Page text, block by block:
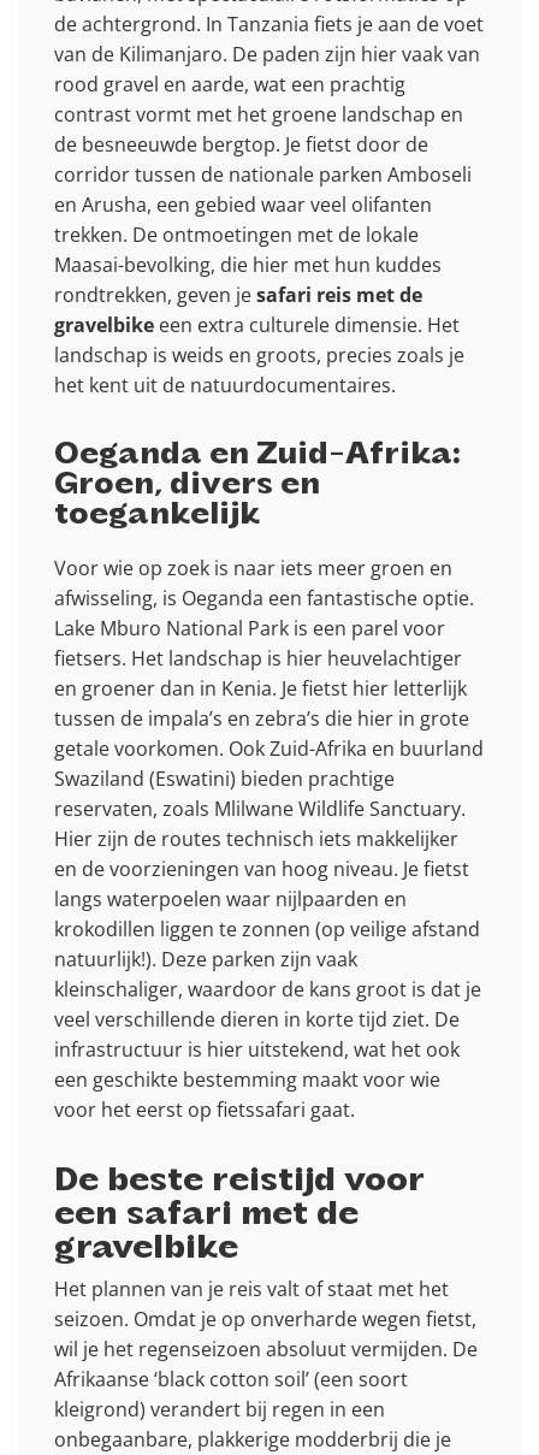
de achtergrond. In Tanzania fiets je aan de voet
van de Kilimanjaro. De paden zijn hier vaak van
rood gravel en aarde, wat een prachtig
contrast vormt met het groene landschap en
de besneeuwde bergtop. Je fietst door de
corridor tussen de nationale parken Amboseli
en Arusha, een gebied waar veel olifanten
trekken. De ontmoetingen met de lokale
Maasai-bevolking, die hier met hun kuddes
rondtrekken, geven jesafari reis met de
gravelbike een extra culturele dimensie. Het
landschap is weids en groots, precies zoals je
het kent uit de natuurdocumentaires.
Oeganda en Zuid-Afrika:
Groen, divers en
toegankelijk
Voor wie op zoek is naar iets meer groen en
afwisseling, is Oeganda een fantastische optie.
Lake Mburo National Park is een parel voor
fietsers. Het landschap is hier heuvelachtiger
en groener dan in Kenia. Je fietst hier letterlijk
tussen de impala’s en zebra’s die hier in grote
getale voorkomen. Ook Zuid-Afrika en buurland
Swaziland (Eswatini) bieden prachtige
reservaten, zoals Mlilwane Wildlife Sanctuary.
Hier zijn de routes technisch iets makkelijker
en de voorzieningen van hoog niveau. Je fietst
langs waterpoelen waar nijlpaarden en
krokodillen liggen te zonnen (op veilige afstand
natuurlijk!). Deze parken zijn vaak
kleinschaliger, waardoor de kans groot is dat je
veel verschillende dieren in korte tijd ziet. De
infrastructuur is hier uitstekend, wat het ook
een geschikte bestemming maakt voor wie
voor het eerst op fietssafari gaat.
De beste reistijd voor
een safari met de
gravelbike
Het plannen van je reis valt of staat met het
seizoen. Omdat je op onverharde wegen fietst,
wil je het regenseizoen absoluut vermijden. De
Afrikaanse ‘black cotton soil’ (een soort
kleigrond) verandert bij regen in een
onbegaanbare, plakkerige modderbrij die je